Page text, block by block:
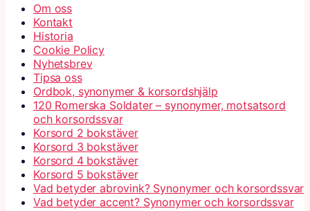
Om oss
Kontakt
Historia
Cookie Policy
Nyhetsbrev
Tipsa oss
Ordbok, synonymer & korsordshjälp
120 Romerska Soldater – synonymer, motsatsord
och korsordssvar
Korsord 2 bokstäver
Korsord 3 bokstäver
Korsord 4 bokstäver
Korsord 5 bokstäver
Vad betyder abrovink? Synonymer och korsordssvar
Vad betyder accent? Synonymer och korsordssvar